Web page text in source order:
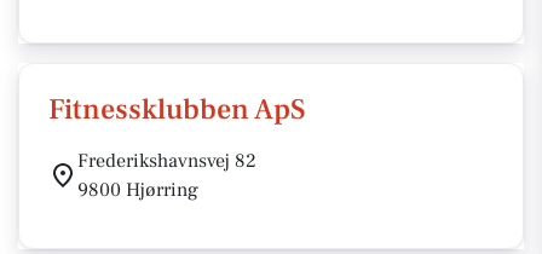
Fitnessklubben ApS
Frederikshavnsvej 82
9800 Hjørring